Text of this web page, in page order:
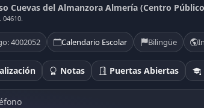
Cuevas del Almanzora Almería (Centro
04610.
4002052 Calendario Escolar Bilingüe
Notas Puertas Abiertas